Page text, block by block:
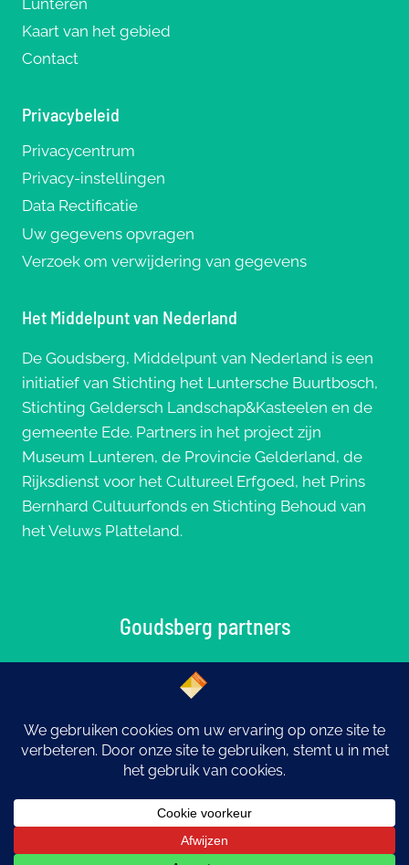
Kaart van het gebied
Contact
Privacybeleid
Privacycentrum
Privacy-instellingen
Data Rectificatie
Uw gegevens opvragen
Verzoek om verwijdering van gegevens
Het Middelpunt van Nederland
De Goudsberg, Middelpunt van Nederland is een
initiatief van Stichting het Luntersche Buurtbosch,
Stichting Geldersch Landschap&Kasteelen en de
gemeente Ede. Partners in het project zijn
Museum Lunteren, de Provincie Gelderland, de
Rijksdienst voor het Cultureel Erfgoed, het Prins
Bernhard Cultuurfonds en Stichting Behoud van
het Veluws Platteland.
Goudsberg partners
© 2026 Goudsberg: Middelpunt van Nederland |
eYe-graphics